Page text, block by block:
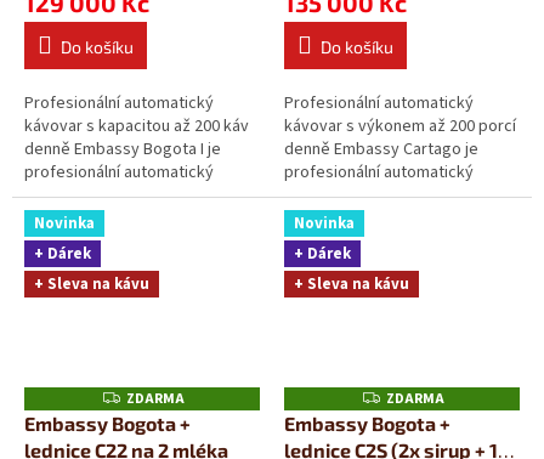
Do košíku
Profesionální automatický
kávovar s kapacitou až 200 káv
denně Embassy Bogota I je
profesionální automatický
kávovar určený pro provozy s
vyšší denní...
Do košíku
Profesionální automatický
kávovar s výkonem až 200 porcí
denně Embassy Cartago je
profesionální automatický
kávovar navržený pro provozy s
vyšší denní...
Novinka
+ Dárek
+ Sleva na kávu
Z
D
A
R
ZDARMA
Embassy Bogota +
lednice C22 na 2 mléka
Novinka
+ Dárek
+ Sleva na kávu
Z
D
A
R
ZDARMA
Embassy Bogota +
lednice C2S (2x sirup + 1x